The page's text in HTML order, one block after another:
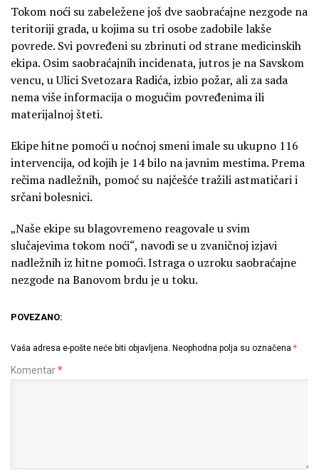
Tokom noći su zabeležene još dve saobraćajne nezgode na
teritoriji grada, u kojima su tri osobe zadobile lakše
povrede. Svi povređeni su zbrinuti od strane medicinskih
ekipa. Osim saobraćajnih incidenata, jutros je na Savskom
vencu, u Ulici Svetozara Radića, izbio požar, ali za sada
nema više informacija o mogućim povređenima ili
materijalnoj šteti.
Ekipe hitne pomoći u noćnoj smeni imale su ukupno 116
intervencija, od kojih je 14 bilo na javnim mestima. Prema
rečima nadležnih, pomoć su najčešće tražili astmatičari i
srčani bolesnici.
„Naše ekipe su blagovremeno reagovale u svim
slučajevima tokom noći“, navodi se u zvaničnoj izjavi
nadležnih iz hitne pomoći. Istraga o uzroku saobraćajne
nezgode na Banovom brdu je u toku.
POVEZANO:
Vaša adresa e-pošte neće biti objavljena. Neophodna polja su označena *
Komentar*